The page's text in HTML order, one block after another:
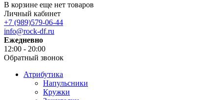
В корзине еще нет товаров
Личный кабинет
+7 (989)579-06-44
info@rock-df.ru
Ежедневно
12:00 - 20:00
Обратный звонок
Атрибутика
Напульсники
Кружки